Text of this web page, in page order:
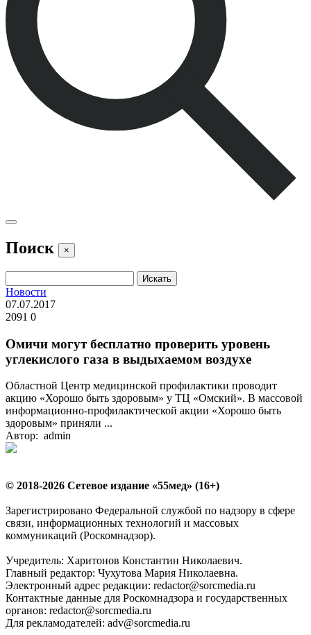
Поиск ×
Новости
07.07.2017
2091 0
Омичи могут бесплатно проверить уровень
углекислого газа в выдыхаемом воздухе
Областной Центр медицинской профилактики проводит
акцию «Хорошо быть здоровым» у ТЦ «Омский». В массовой
информационно-профилактической акции «Хорошо быть
здоровым» приняли ...
Автор: admin
© 2018-2026 Сетевое издание «55мед» (16+)
Зарегистрировано Федеральной службой по надзору в сфере
связи, информационных технологий и массовых
коммуникаций (Роскомнадзор).
Учредитель: Харитонов Константин Николаевич.
Главный редактор: Чухутова Мария Николаевна.
Электронный адрес редакции: redactor@sorcmedia.ru
Контактные данные для Роскомнадзора и государственных
органов: redactor@sorcmedia.ru
Для рекламодателей: adv@sorcmedia.ru